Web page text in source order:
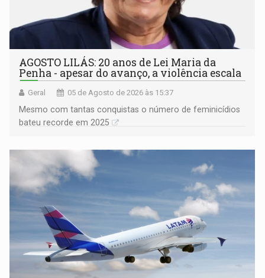
AGOSTO LILÁS: 20 anos de Lei Maria da
Penha - apesar do avanço, a violência escala
Geral 05 de Agosto de 2026 às 15:37
Mesmo com tantas conquistas o número de feminicídios
bateu recorde em 2025